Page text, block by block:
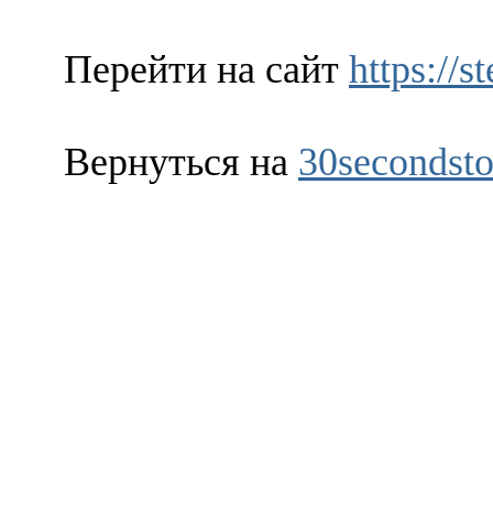
Перейти на сайт https://
Вернуться на